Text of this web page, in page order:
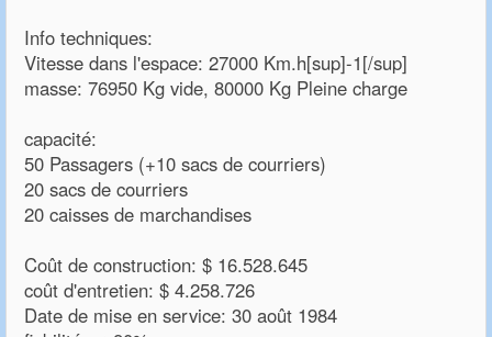
Info techniques:
Vitesse dans l'espace: 27000 Km.h[sup]-1[/sup]
masse: 76950 Kg vide, 80000 Kg Pleine charge
capacité:
50 Passagers (+10 sacs de courriers)
20 sacs de courriers
20 caisses de marchandises
Coût de construction: $ 16.528.645
coût d'entretien: $ 4.258.726
Date de mise en service: 30 août 1984